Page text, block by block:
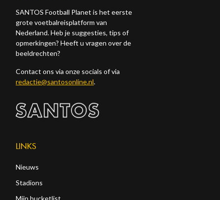
SANTOS Football Planet is het eerste
grote voetbalreisplatform van
Nederland. Heb je suggesties, tips of
opmerkingen? Heeft u vragen over de
beeldrechten?
Contact ons via onze socials of via
redactie@santosonline.nl.
LINKS
Nieuws
Stadions